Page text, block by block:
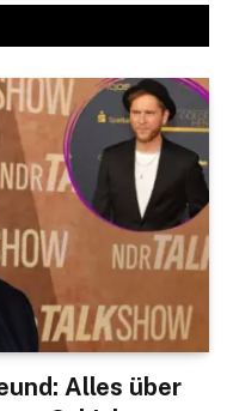
Alles über